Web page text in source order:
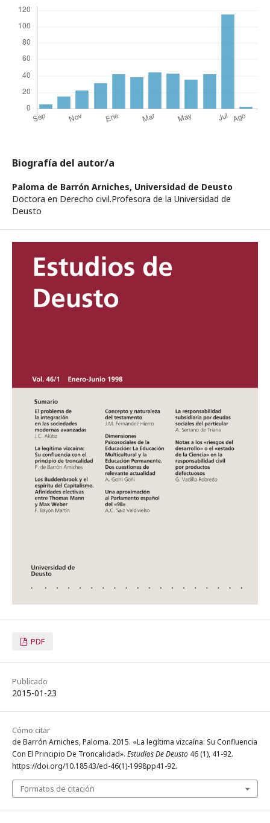
Biografía del autor/a
Paloma de Barrón Arniches, Universidad de Deusto
Doctora en Derecho civil.Profesora de la Universidad de
Deusto
PDF
Publicado
2015-01-23
Cómo citar
de Barrón Arniches, Paloma. 2015. «La legítima vizcaína: Su Confluencia
Con El Principio De Troncalidad». Estudios De Deusto 46 (1), 41-92.
https://doi.org/10.18543/ed-46(1)-1998pp41-92.
Formatos de citación